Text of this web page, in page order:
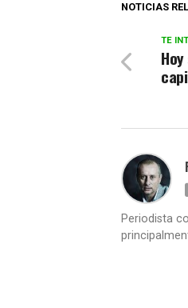
NOTICIAS
TE
Periodista